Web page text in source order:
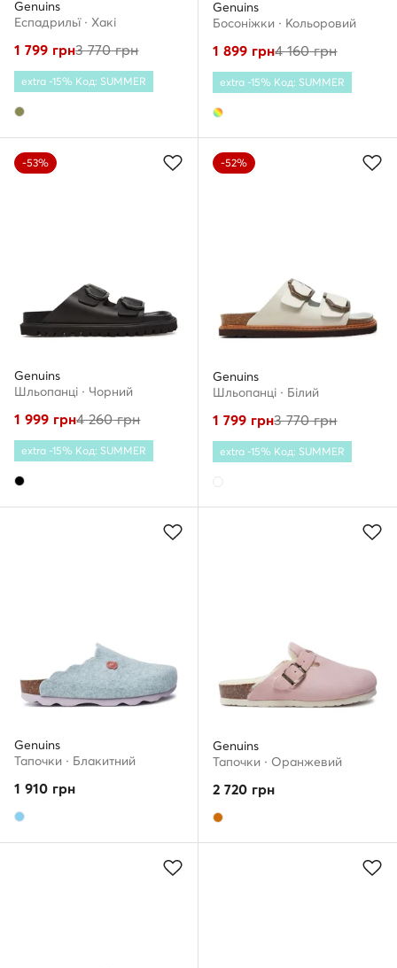
Genuins
Еспадрильї · Хакі
1 799 грн3 770грн
extra -15% Код: SUMMER
Genuins
Босоніжки · Кольоровий
1 899 грн4 160грн
extra -15% Код: SUMMER
-53%
Genuins
Шльопанці · Чорний
1 999 грн4 260грн
extra -15% Код: SUMMER
-52%
Genuins
Шльопанці · Білий
1 799 грн3 770грн
extra -15% Код: SUMMER
Genuins
Тапочки · Блакитний
1 910 грн
Genuins
Тапочки · Оранжевий
2 720 грн